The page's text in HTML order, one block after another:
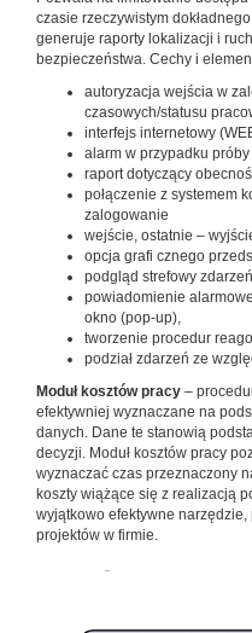
czasie rzeczywistym
generuje raporty lokalizacji i
bezpieczeństwa. Cechy i
autoryzacja wejścia w
czasowych/statusu
interfejs internetowy
alarm w przypadku
raport dotyczący
połączenie z systemem
zalogowanie
wejście, ostatnie –
opcja grafi cznego
podgląd strefowy
powiadomienie
okno (pop-up),
tworzenie procedur
podział zdarzeń ze
Moduł kosztów pracy –
efektywniej wyznaczane na
danych. Dane te stanowią
decyzji. Moduł kosztów pracy
wyznaczać czas przeznaczony
koszty wiążące się z realizacją
wyjątkowo efektywne
projektów w firmie.